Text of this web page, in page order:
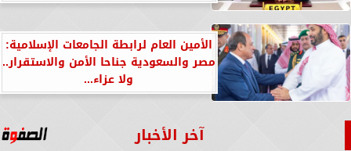
الأمين العام لرابطة الجامعات الإسلامية:
مصر والسعودية جناحا الأمن والاستقرار..
ولا عزاء...
آخر الأخبار